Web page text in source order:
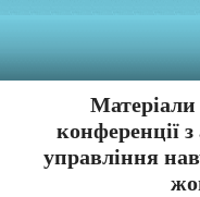
Матеріали
конференції
управління